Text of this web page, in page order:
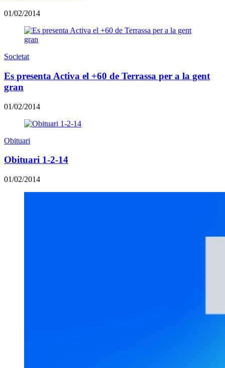
01/02/2014
Societat
Es presenta Activa el +60 de Terrassa per a la gent
gran
01/02/2014
Obituari
Obituari 1-2-14
01/02/2014